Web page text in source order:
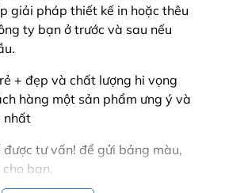
giải pháp thiết kế in hoặc thêu
ty bạn ở trước và sau nếu
+ đẹp và chất lượng hi vọng
hàng một sản phẩm ưng ý và
nhất
được tư vấn! để gửi bảng màu,
bạn.